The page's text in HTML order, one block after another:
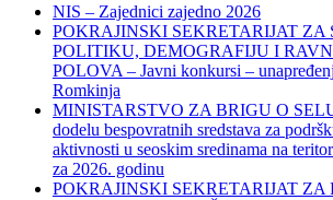
NIS – Zajednici zajedno 2026
POKRAJINSKI SEKRETARIJAT ZA
POLITIKU, DEMOGRAFIJU I
POLOVA – Javni konkursi –
Romkinja
MINISTARSTVO ZA BRIGU O
dodelu bespovratnih sredstava za
aktivnosti u seoskim sredinama na
za 2026. godinu
POKRAJINSKI SEKRETARIJAT ZA